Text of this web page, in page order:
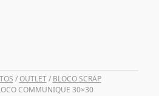
/OUTLET/ BLOCO SCRAP
COMMUNIQUE 30×30